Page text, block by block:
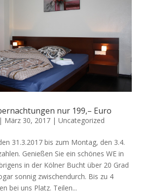
nur 199,– Euro
| März 30, 2017| Uncategorized
31.3.2017 bis zum Montag, den 3.4.
Genießen Sie ein schönes WE in
in der Kölner Bucht über 20 Grad
sonnig zwischendurch. Bis zu 4
bei uns Platz. Teilen...